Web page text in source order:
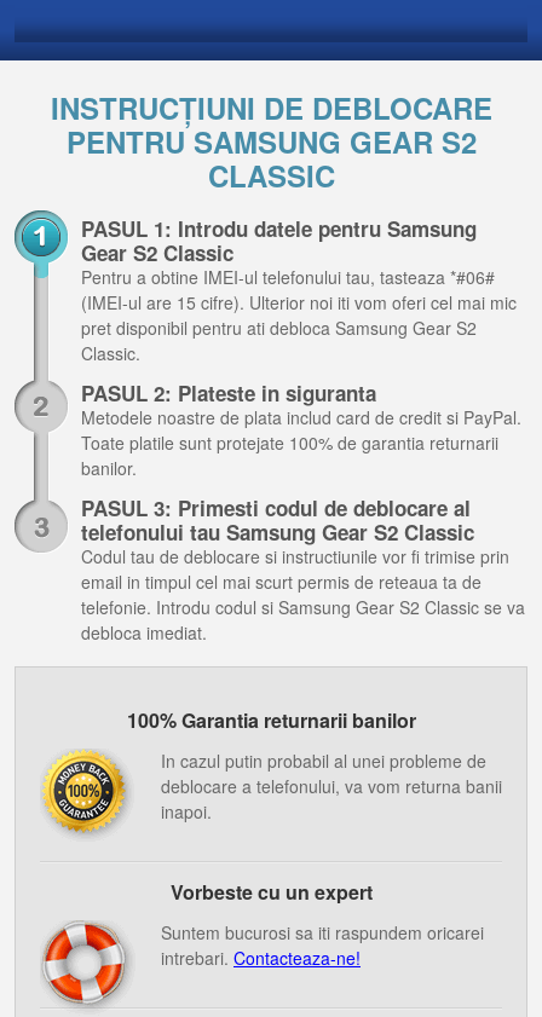
INSTRUCȚIUNI DE DEBLOCARE
PENTRU SAMSUNG GEAR S2
CLASSIC
PASUL 1: Introdu datele pentru Samsung
Gear S2 Classic
Pentru a obtine IMEI-ul telefonului tau, tasteaza *#06#
(IMEI-ul are 15 cifre). Ulterior noi iti vom oferi cel mai mic
pret disponibil pentru ati debloca Samsung Gear S2
Classic.
PASUL 2: Plateste in siguranta
Metodele noastre de plata includ card de credit si PayPal.
Toate platile sunt protejate 100% de garantia returnarii
banilor.
PASUL 3: Primesti codul de deblocare al
telefonului tau Samsung Gear S2 Classic
Codul tau de deblocare si instructiunile vor fi trimise prin
email in timpul cel mai scurt permis de reteaua ta de
telefonie. Introdu codul si Samsung Gear S2 Classic se va
debloca imediat.
100% Garantia returnarii banilor
In cazul putin probabil al unei probleme de
deblocare a telefonului, va vom returna banii
inapoi.
Vorbeste cu un expert
Suntem bucurosi sa iti raspundem oricarei
intrebari. Contacteaza-ne!